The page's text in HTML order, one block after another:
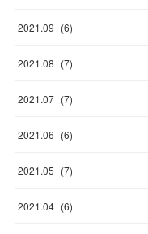
2021.09 (6)
2021.08 (7)
2021.07 (7)
2021.06 (6)
2021.05 (7)
2021.04 (6)